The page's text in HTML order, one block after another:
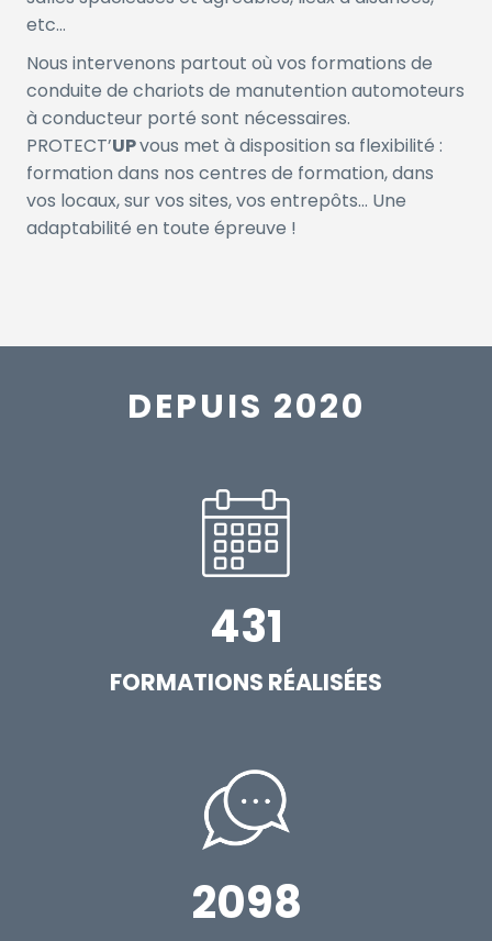
etc…
Nous intervenons partout où vos formations de
conduite de chariots de manutention automoteurs
à conducteur porté sont nécessaires.
PROTECT’UPvous met à disposition sa flexibilité :
formation dans nos centres de formation, dans
vos locaux, sur vos sites, vos entrepôts… Une
adaptabilité en toute épreuve !
DEPUIS 2020
431
FORMATIONS RÉALISÉES
2098